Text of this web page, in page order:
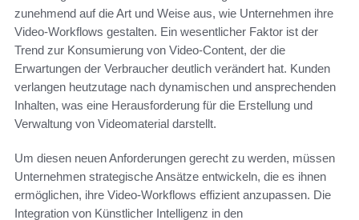
zunehmend auf die Art und Weise aus, wie Unternehmen ihre
Video-Workflows gestalten. Ein wesentlicher Faktor ist der
Trend zur Konsumierung von Video-Content, der die
Erwartungen der Verbraucher deutlich verändert hat. Kunden
verlangen heutzutage nach dynamischen und ansprechenden
Inhalten, was eine Herausforderung für die Erstellung und
Verwaltung von Videomaterial darstellt.
Um diesen neuen Anforderungen gerecht zu werden, müssen
Unternehmen strategische Ansätze entwickeln, die es ihnen
ermöglichen, ihre Video-Workflows effizient anzupassen. Die
Integration von Künstlicher Intelligenz in den